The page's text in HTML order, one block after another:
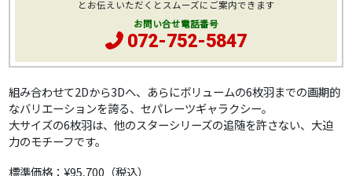
組み合わせて2Dから3Dへ、あらにボリュームの6枚羽までの画期的
なバリエーションを誇る、セパレーツギャラクシー。
大サイズの6枚羽は、他のスターシリーズの追随を許さない、大迫
力のモチーフです。
標準価格： ¥95,700 （税込）
とお伝えいただくとスムーズにご案内できます
お問い合せ電話番号
072-752-5847